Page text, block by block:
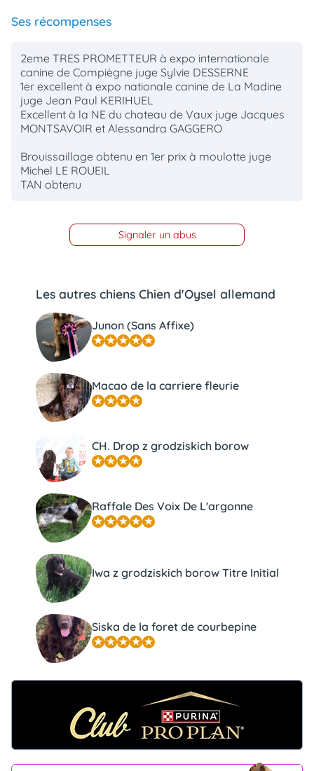
Ses récompenses
2eme TRES PROMETTEUR à expo internationale
canine de Compiègne juge Sylvie DESSERNE
1er excellent à expo nationale canine de La Madine
juge Jean Paul KERIHUEL
Excellent à la NE du chateau de Vaux juge Jacques
MONTSAVOIR et Alessandra GAGGERO
Brouissaillage obtenu en 1er prix à moulotte juge
Michel LE ROUEIL
TAN obtenu
Signaler un abus
Les autres chiens Chien d'Oysel allemand
Junon (Sans Affixe)
Macao de la carriere fleurie
CH. Drop z grodziskich borow
Raffale Des Voix De L'argonne
Iwa z grodziskich borow Titre Initial
Siska de la foret de courbepine